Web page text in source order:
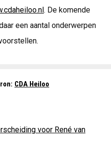
. De komende
een aantal onderwerpen
CDA Heiloo
voor René van